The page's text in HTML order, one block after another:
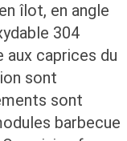
îlot, en angle
304
aux caprices du
sont
sont
barbecue